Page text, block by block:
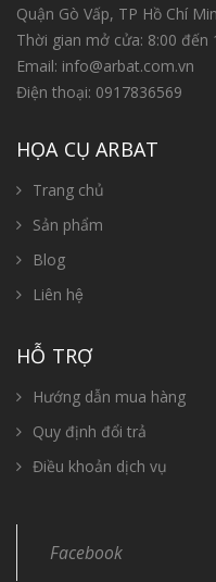
Quận Gò Vấp, TP Hồ Chí
Thời gian mở cửa: 8:00 đến
Email: info@arbat.com.vn
Điện thoại: 0917836569
HỌA CỤ ARBAT
Trang chủ
Sản phẩm
Blog
Liên hệ
HỖ TRỢ
Hướng dẫn mua hàng
Quy định đổi trả
Điều khoản dịch vụ
Facebook